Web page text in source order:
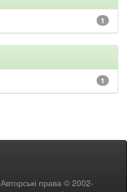
1
1
Авторські права © 2002-